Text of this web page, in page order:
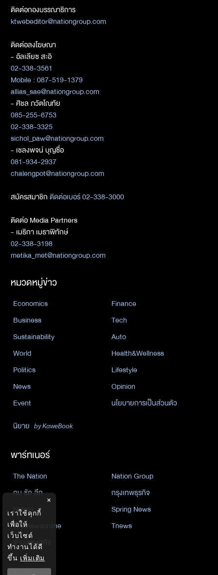
ติดต่อกองบรรณาธิการ
ktwebeditor@nationgroup.com
ติดต่อลงโฆษณา
- อัลเลียซ สะอิ
02-338-3561
Mobile : 087-519-1379
allias_sae@nationgroup.com
- ศิชล ภวัตโณทัย
085-255-6753
02-338-3325
sichol_paw@nationgroup.com
- เชลงพจน์ บุญซื่อ
081-934-2937
chalengpot@nationgroup.com
สมัครสมาชิกติดต่อเบอร์ 02-338-3000
ติดต่อ Media Partners
- เมธิกา เมธาพิทักษ์
02-338-3198
metika_met@nationgroup.com
หมวดหมู่ข่าว
Economics
Finance
Business
Tech
Sustainability
Auto
World
Health&Wellness
Politics
Lifestyle
News
Opinion
Event
นโยบายการเป็นส่วนตัว
นิยาย by KaweBook
พาร์ทเนอร์
The Nation
Nation Group
คม ชัด ลึก
กรุงเทพธุรกิจ
Nation
Spring News
Thainewsonline
Tnews
ฐานเศรษฐกิจ
×
เราใช้คุกกี้
เพื่อให้
เว็บไซต์
ทำงานได้ดี
ขึ้น เพิ่มเติม